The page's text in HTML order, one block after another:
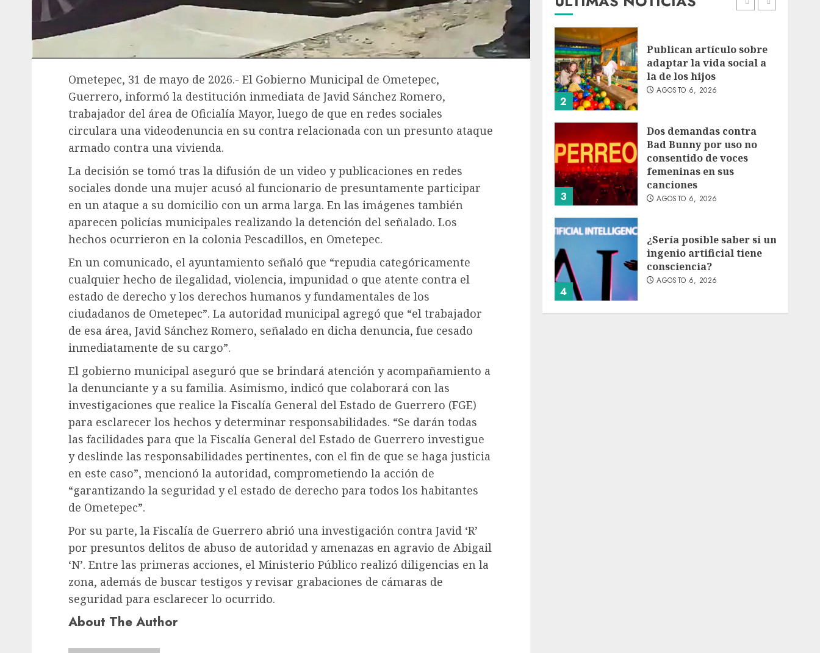
Ometepec, 31 de mayo de 2026.- El Gobierno Municipal de Ometepec,
Guerrero, informó la destitución inmediata de Javid Sánchez Romero,
trabajador del área de Oficialía Mayor, luego de que en redes sociales
circulara una videodenuncia en su contra relacionada con un presunto ataque
armado contra una vivienda.
La decisión se tomó tras la difusión de un video y publicaciones en redes
sociales donde una mujer acusó al funcionario de presuntamente participar
en un ataque a su domicilio con un arma larga. En las imágenes también
aparecen policías municipales realizando la detención del señalado. Los
hechos ocurrieron en la colonia Pescadillos, en Ometepec.
En un comunicado, el ayuntamiento señaló que “repudia categóricamente
cualquier hecho de ilegalidad, violencia, impunidad o que atente contra el
estado de derecho y los derechos humanos y fundamentales de los
ciudadanos de Ometepec”. La autoridad municipal agregó que “el trabajador
de esa área, Javid Sánchez Romero, señalado en dicha denuncia, fue cesado
inmediatamente de su cargo”.
El gobierno municipal aseguró que se brindará atención y acompañamiento a
la denunciante y a su familia. Asimismo, indicó que colaborará con las
investigaciones que realice la Fiscalía General del Estado de Guerrero (FGE)
para esclarecer los hechos y determinar responsabilidades. “Se darán todas
las facilidades para que la Fiscalía General del Estado de Guerrero investigue
y deslinde las responsabilidades pertinentes, con el fin de que se haga justicia
en este caso”, mencionó la autoridad, comprometiendo la acción de
“garantizando la seguridad y el estado de derecho para todos los habitantes
de Ometepec”.
Por su parte, la Fiscalía de Guerrero abrió una investigación contra Javid ‘R’
por presuntos delitos de abuso de autoridad y amenazas en agravio de Abigail
‘N’. Entre las primeras acciones, el Ministerio Público realizó diligencias en la
zona, además de buscar testigos y revisar grabaciones de cámaras de
seguridad para esclarecer lo ocurrido.
About The Author
1 AGOSTO 6, 2026
2
Publican artículo sobre
adaptar la vida social a
la de los hijos
AGOSTO 6, 2026
3
Dos demandas contra
Bad Bunny por uso no
consentido de voces
femeninas en sus
canciones
AGOSTO 6, 2026
4
¿Sería posible saber si un
ingenio artificial tiene
consciencia?
AGOSTO 6, 2026